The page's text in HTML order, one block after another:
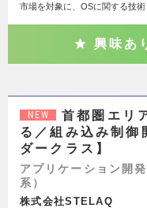
市場を対象に、OSに関する技
興味あ
NEW
首都圏エリ
る／組み込み制御
ダークラス】
アプリケーション開
系）
株式会社STELAQ